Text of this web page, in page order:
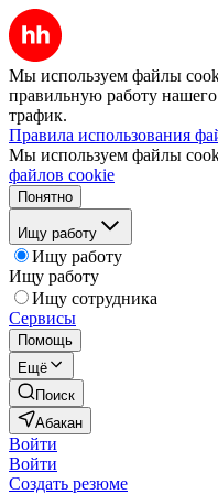
Мы используем файлы
правильную работу нашего
трафик.
Правила использования
Мы используем файлы
файлов cookie
Понятно
Ищу работу
Ищу работу
Ищу работу
Ищу сотрудника
Сервисы
Помощь
Ещё
Поиск
Абакан
Войти
Войти
Создать резюме